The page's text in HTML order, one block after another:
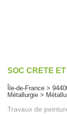
SOC CRETE
Île-de-France >
Métallurgie >
Travaux de